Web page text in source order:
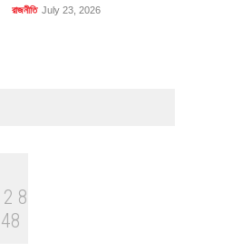
রাজনীতি July 23, 2026
বৈশ্বিক প্রতিযোগিতা সক্ষমতা বাড়াতে
পোশাক শিল্পে নতুন উদ্যোগ
2 8
48